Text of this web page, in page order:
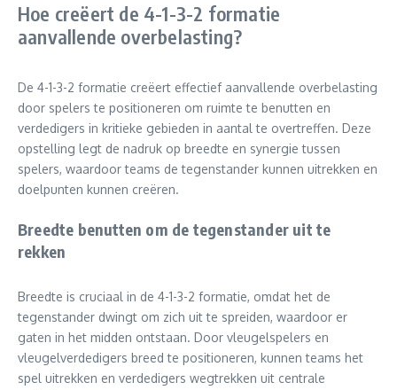
Hoe creëert de 4-1-3-2 formatie
aanvallende overbelasting?
De 4-1-3-2 formatie creëert effectief aanvallende overbelasting
door spelers te positioneren om ruimte te benutten en
verdedigers in kritieke gebieden in aantal te overtreffen. Deze
opstelling legt de nadruk op breedte en synergie tussen
spelers, waardoor teams de tegenstander kunnen uitrekken en
doelpunten kunnen creëren.
Breedte benutten om de tegenstander uit te
rekken
Breedte is cruciaal in de 4-1-3-2 formatie, omdat het de
tegenstander dwingt om zich uit te spreiden, waardoor er
gaten in het midden ontstaan. Door vleugelspelers en
vleugelverdedigers breed te positioneren, kunnen teams het
spel uitrekken en verdedigers wegtrekken uit centrale